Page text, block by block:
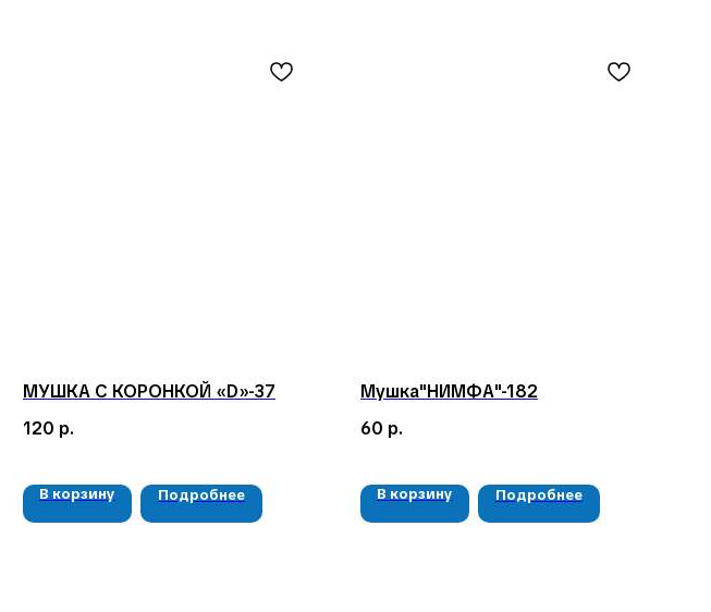
МУШКА С КОРОНКОЙ «D»-37
120 р.
В корзину Подробнее
Мушка"НИМФА"-182
60 р.
В корзину Подробнее